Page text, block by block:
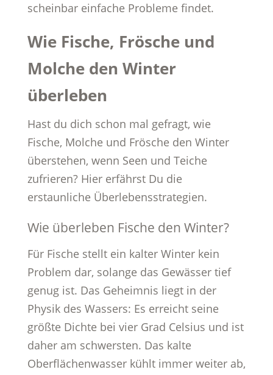
scheinbar einfache Probleme findet.
Wie Fische, Frösche und
Molche den Winter
überleben
Hast du dich schon mal gefragt, wie
Fische, Molche und Frösche den Winter
überstehen, wenn Seen und Teiche
zufrieren? Hier erfährst Du die
erstaunliche Überlebensstrategien.
Wie überleben Fische den Winter?
Für Fische stellt ein kalter Winter kein
Problem dar, solange das Gewässer tief
genug ist. Das Geheimnis liegt in der
Physik des Wassers: Es erreicht seine
größte Dichte bei vier Grad Celsius und ist
daher am schwersten. Das kalte
Oberflächenwasser kühlt immer weiter ab,